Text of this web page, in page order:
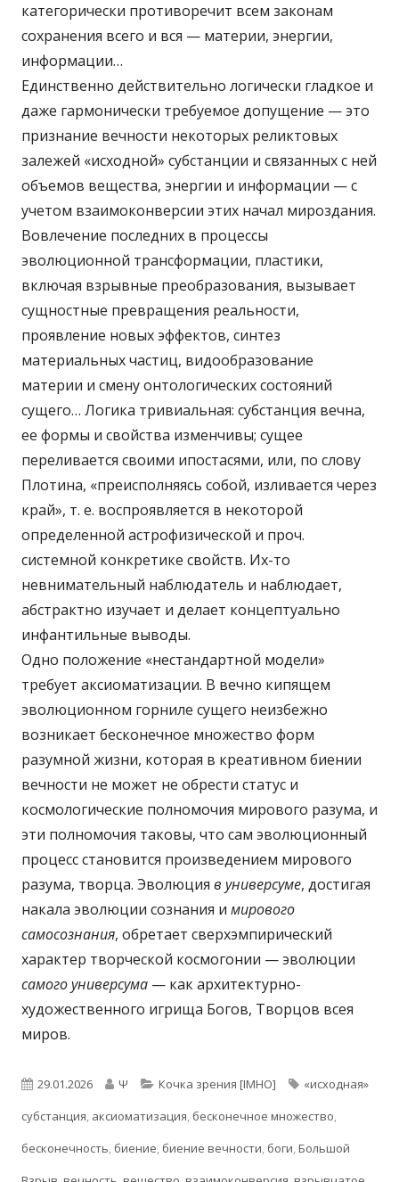
категорически противоречит всем законам
сохранения всего и вся — материи, энергии,
информации…
Единственно действительно логически гладкое и
даже гармонически требуемое допущение — это
признание вечности некоторых реликтовых
залежей «исходной» субстанции и связанных с ней
объемов вещества, энергии и информации — с
учетом взаимоконверсии этих начал мироздания.
Вовлечение последних в процессы
эволюционной трансформации, пластики,
включая взрывные преобразования, вызывает
сущностные превращения реальности,
проявление новых эффектов, синтез
материальных частиц, видообразование
материи и смену онтологических состояний
сущего… Логика тривиальная: субстанция вечна,
ее формы и свойства изменчивы; сущее
переливается своими ипостасями, или, по слову
Плотина, «преисполняясь собой, изливается через
край», т. е. воспроявляется в некоторой
определенной астрофизической и проч.
системной конкретике свойств. Их-то
невнимательный наблюдатель и наблюдает,
абстрактно изучает и делает концептуально
инфантильные выводы.
Одно положение «нестандартной модели»
требует аксиоматизации. В вечно кипящем
эволюционном горниле сущего неизбежно
возникает бесконечное множество форм
разумной жизни, которая в креативном биении
вечности не может не обрести статус и
космологические полномочия мирового разума, и
эти полномочия таковы, что сам эволюционный
процесс становится произведением мирового
разума, творца. Эволюция в универсуме, достигая
накала эволюции сознания и мирового
самосознания, обретает сверхэмпирический
характер творческой космогонии — эволюции
самого универсума — как архитектурно-
художественного игрища Богов, Творцов всея
миров.
Опубликовано
29.01.2026 Автор
Ψ Рубрики
Кочка зрения [IMHO] Метки
«исходная»
субстанция, аксиоматизация, бесконечное множество,
бесконечность, биение, биение вечности, боги,Большой